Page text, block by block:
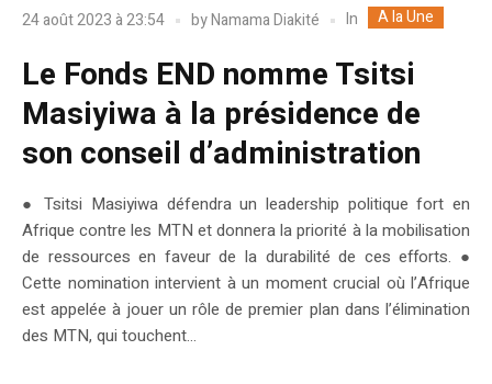
24 août 2023 à 23:54 byNamama Diakité In A la Une
Le Fonds END nomme Tsitsi
Masiyiwa à la présidence de
son conseil d’administration
● Tsitsi Masiyiwa défendra un leadership politique fort en
Afrique contre les MTN et donnera la priorité à la mobilisation
de ressources en faveur de la durabilité de ces efforts. ●
Cette nomination intervient à un moment crucial où l’Afrique
est appelée à jouer un rôle de premier plan dans l’élimination
des MTN, qui touchent...